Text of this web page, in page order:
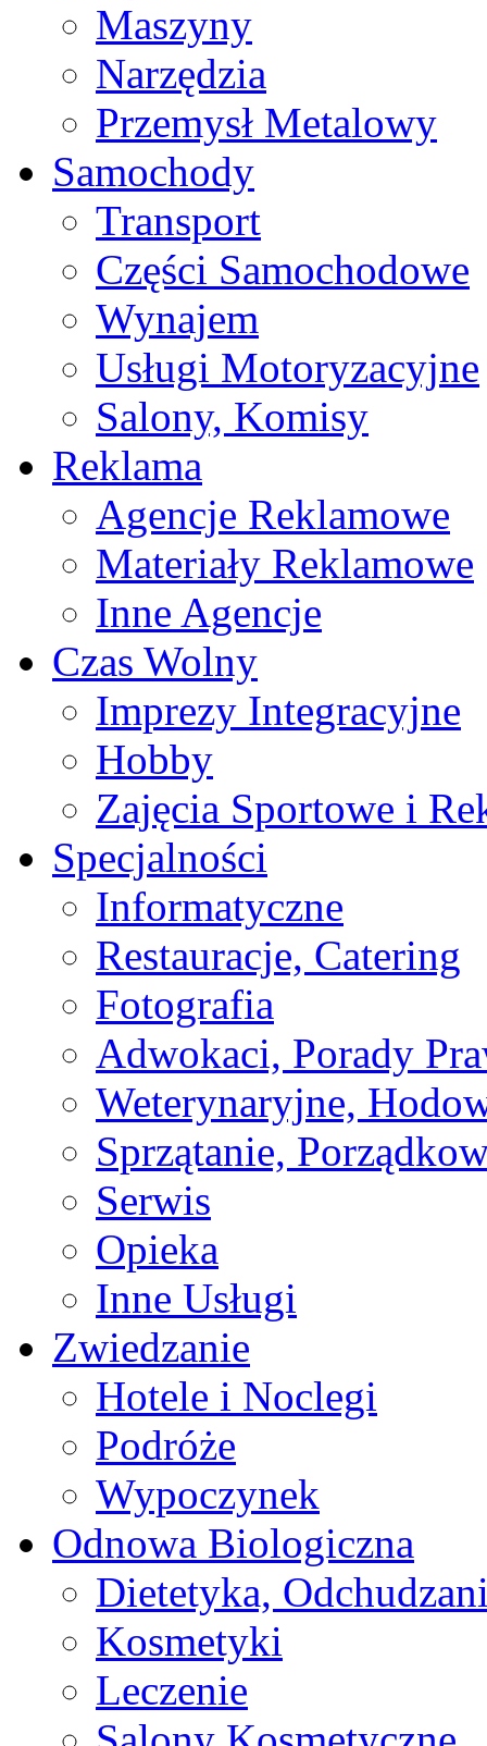
Maszyny
Narzędzia
Przemysł Metalowy
Samochody
Transport
Części Samochodowe
Wynajem
Usługi Motoryzacyjne
Salony, Komisy
Reklama
Agencje Reklamowe
Materiały Reklamowe
Inne Agencje
Czas Wolny
Imprezy Integracyjne
Hobby
Zajęcia Sportowe i
Specjalności
Informatyczne
Restauracje, Catering
Fotografia
Adwokaci, Porady
Weterynaryjne,
Sprzątanie,
Serwis
Opieka
Inne Usługi
Zwiedzanie
Hotele i Noclegi
Podróże
Wypoczynek
Odnowa Biologiczna
Dietetyka,
Kosmetyki
Leczenie